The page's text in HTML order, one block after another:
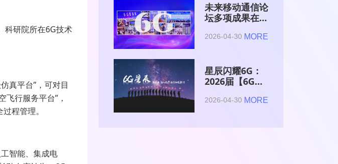
科研院所在6G技术
真平台”，可对目
行服务平台”，
程管理。
智能、集成电
未来移动通信论
坛多项成果在
术与产业生态大
2026-04-30 MORE
星辰闪耀6G：
2026届【6G星
与博士获颁证书
2026-04-30 MORE